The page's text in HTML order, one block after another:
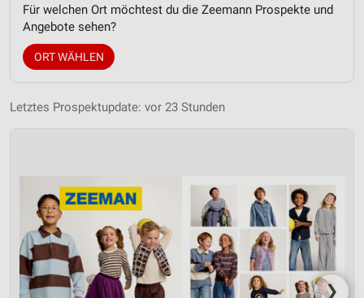
Für welchen Ort möchtest du die Zeemann Prospekte und
Angebote sehen?
ORT WÄHLEN
Letztes Prospektupdate: vor 23 Stunden
❯